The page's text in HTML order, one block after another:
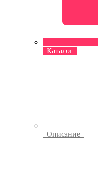
Каталог
Описание